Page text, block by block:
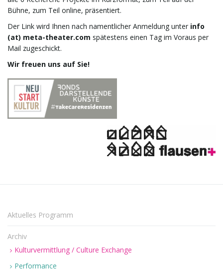
t
Bühne, zum Teil online, präsentiert.
Der Link wird Ihnen nach namentlicher Anmeldung unter info
(at) meta-theater.com spätestens einen Tag im Voraus per
Mail zugeschickt.
Wir freuen uns auf Sie!
Aktuelles Programm
Archiv
Kulturvermittlung / Culture Exchange
Performance